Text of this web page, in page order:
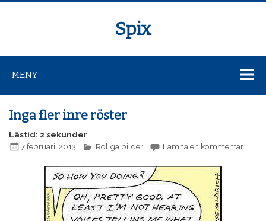
Spix
MENY
Inga fler inre röster
Lästid: 2 sekunder
7 februari, 2013
Roliga bilder Lämna en kommentar